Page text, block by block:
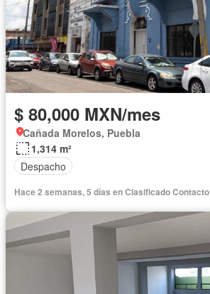
$ 80,000 MXN/mes
Cañada Morelos, Puebla
1,314 m²
Despacho
Hace 2 semanas, 5 días en Clasificado Contacto